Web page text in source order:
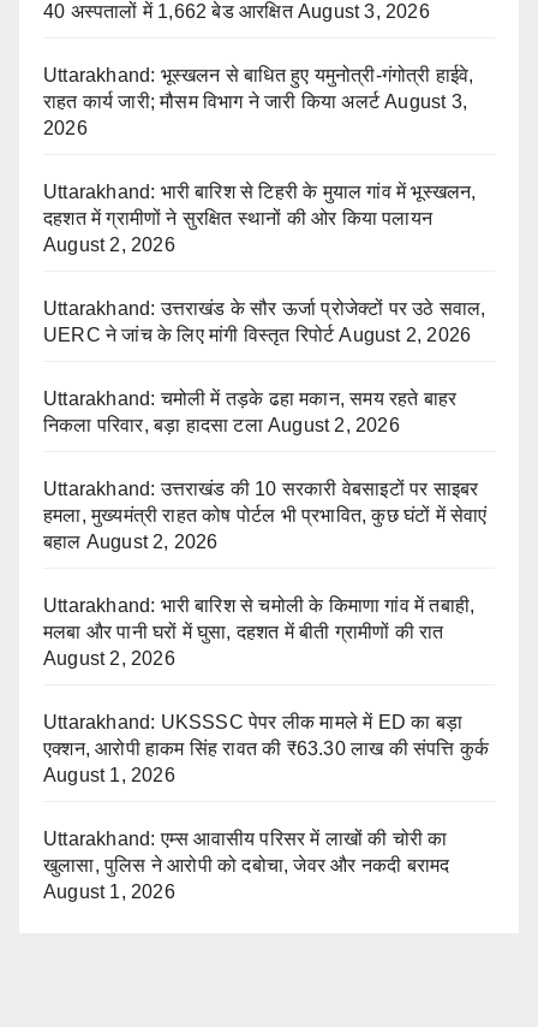
40 अस्पतालों में 1,662 बेड आरक्षित August 3, 2026
Uttarakhand: भूस्खलन से बाधित हुए यमुनोत्री-गंगोत्री हाईवे,
राहत कार्य जारी; मौसम विभाग ने जारी किया अलर्ट August 3,
2026
Uttarakhand: भारी बारिश से टिहरी के मुयाल गांव में भूस्खलन,
दहशत में ग्रामीणों ने सुरक्षित स्थानों की ओर किया पलायन
August 2, 2026
Uttarakhand: उत्तराखंड के सौर ऊर्जा प्रोजेक्टों पर उठे सवाल,
UERC ने जांच के लिए मांगी विस्तृत रिपोर्ट August 2, 2026
Uttarakhand: चमोली में तड़के ढहा मकान, समय रहते बाहर
निकला परिवार, बड़ा हादसा टला August 2, 2026
Uttarakhand: उत्तराखंड की 10 सरकारी वेबसाइटों पर साइबर
हमला, मुख्यमंत्री राहत कोष पोर्टल भी प्रभावित, कुछ घंटों में सेवाएं
बहाल August 2, 2026
Uttarakhand: भारी बारिश से चमोली के किमाणा गांव में तबाही,
मलबा और पानी घरों में घुसा, दहशत में बीती ग्रामीणों की रात
August 2, 2026
Uttarakhand: UKSSSC पेपर लीक मामले में ED का बड़ा
एक्शन, आरोपी हाकम सिंह रावत की ₹63.30 लाख की संपत्ति कुर्क
August 1, 2026
Uttarakhand: एम्स आवासीय परिसर में लाखों की चोरी का
खुलासा, पुलिस ने आरोपी को दबोचा, जेवर और नकदी बरामद
August 1, 2026